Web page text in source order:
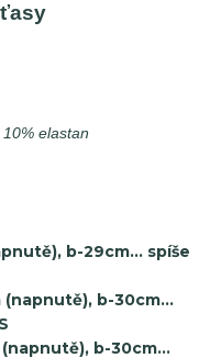
elastan
b-29cm... spíše
(napnutě), b-30cm...
b-30cm...